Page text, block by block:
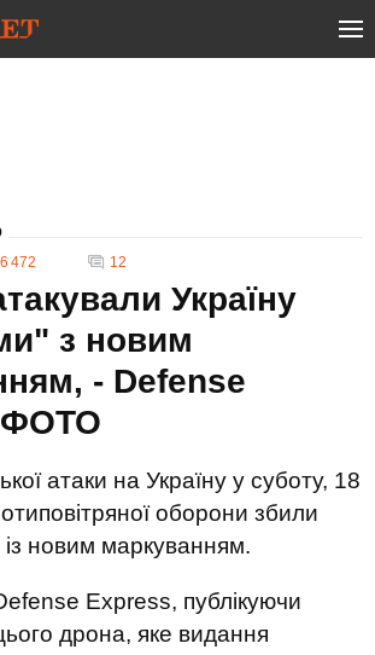
6 472 12
Україну
з новим
- Defense
ФОТО
атаки на Україну у суботу, 18
оборони збили
новим маркуванням.
Express, публікуючи
дрона, яке видання